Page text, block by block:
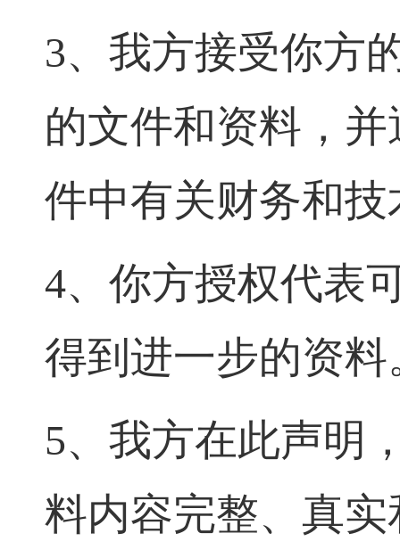
3、我方接受你方
的文件和资料，
件中有关财务和
4、你方授权代表
得到进一步的资料
5、我方在此声明
料内容完整、真